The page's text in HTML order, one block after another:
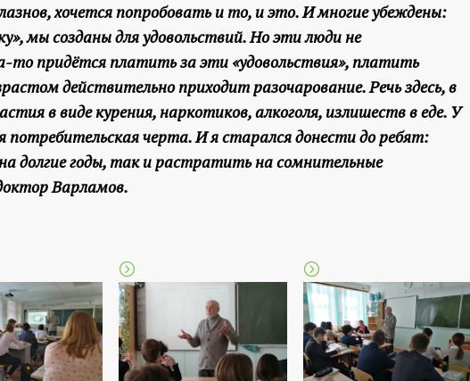
хочется попробовать и то, и это. И многие убеждены:
мы созданы для удовольствий. Но эти люди не
придётся платить за эти «удовольствия», платить
действительно приходит разочарование. Речь здесь, в
в виде курения, наркотиков, алкоголя, излишеств в еде. У
черта. И я старался донести до ребят:
долгие годы, так и растратить на сомнительные
Варламов.